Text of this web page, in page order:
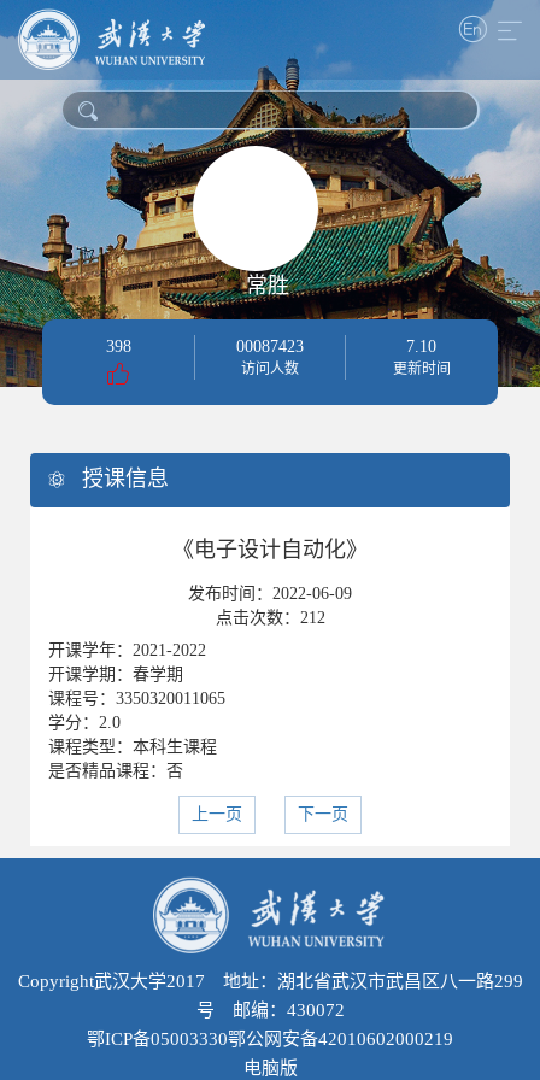
常胜
398 00087423
访问人数
7.10
更新时间
授课信息
《电子设计自动化》
发布时间： 2022-06-09
点击次数： 212
开课学年：2021-2022
开课学期：春学期
课程号：3350320011065
学分：2.0
课程类型：本科生课程
是否精品课程：否
上一页 下一页
Copyright武汉大学2017 地址：湖北省武汉市武昌区八一路299
号 邮编：430072
鄂ICP备05003330鄂公网安备42010602000219
电脑版